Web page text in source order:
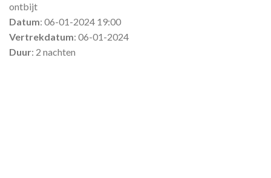
ontbijt
Datum: 06-01-2024 19:00
Vertrekdatum: 06-01-2024
Duur: 2 nachten